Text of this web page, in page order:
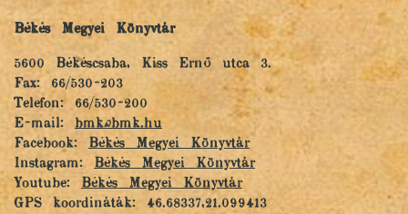
Békés Megyei Könyvtár
5600 Békéscsaba, Kiss Ernő utca 3.
Fax: 66/530-203
Telefon: 66/530-200
E-mail: bmk@bmk.hu
Facebook: Békés Megyei Könyvtár
Instagram: Békés Megyei Könyvtár
Youtube: Békés Megyei Könyvtár
GPS koordináták: 46.68337,21.099413